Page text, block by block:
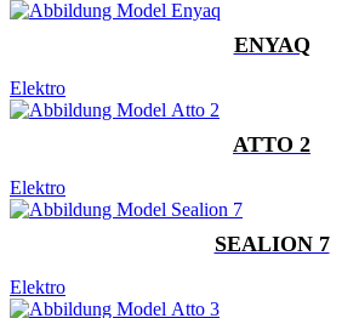
ENYAQ
Elektro
ATTO 2
Elektro
SEALION 7
Elektro